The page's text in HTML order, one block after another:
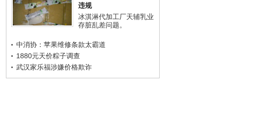
违规
冰淇淋代加工厂天辅乳业
存脏乱差问题。
中消协：苹果维修条款太霸道
1880元天价粽子调查
武汉家乐福涉嫌价格欺诈